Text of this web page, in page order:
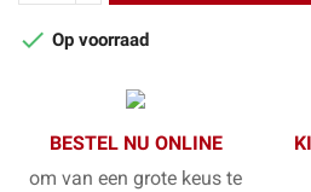
 Op voorraad
BESTEL NU ONLINE
om van een grote keus te